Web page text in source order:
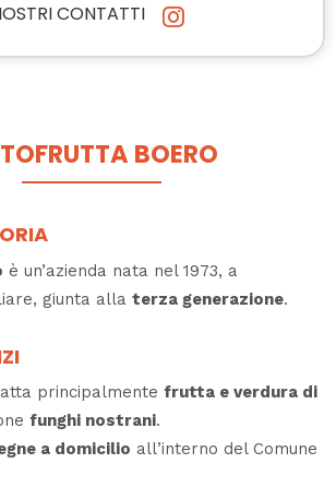
CONTATTI
BOERO
è un’azienda nata nel 1973, a
giunta alla terza generazione.
principalmente frutta e verdura di
funghi nostrani.
a domicilio all’interno del Comune